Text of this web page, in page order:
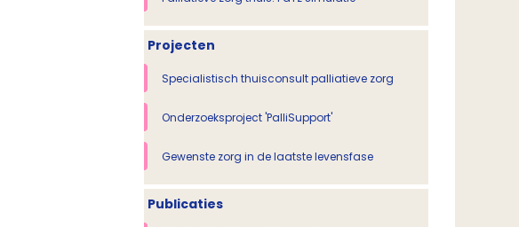
Projecten
Specialistisch thuisconsult palliatieve zorg
Onderzoeksproject 'PalliSupport'
Gewenste zorg in de laatste levensfase
Publicaties